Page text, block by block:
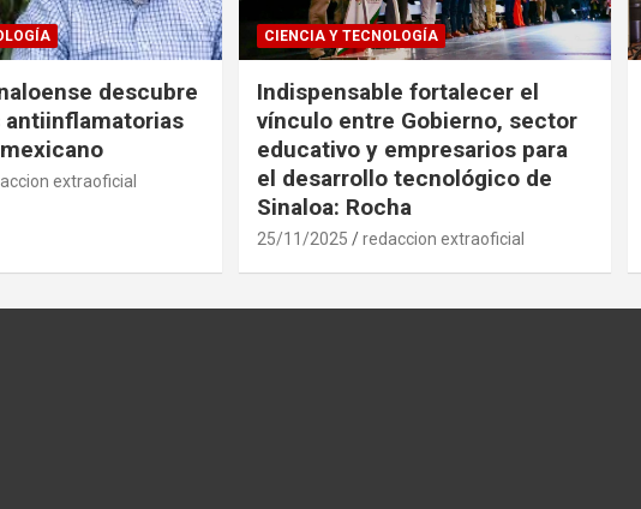
descubre
antiinflamatorias
extraoficial
CIENCIA Y TECNOLOGÍA
Indispensable fortalecer el
vínculo entre Gobierno, sector
educativo y empresarios para
el desarrollo tecnológico de
Sinaloa: Rocha
25/11/2025 redaccion extraoficial